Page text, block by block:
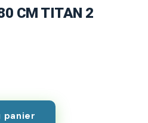
CM TITAN 2
panier